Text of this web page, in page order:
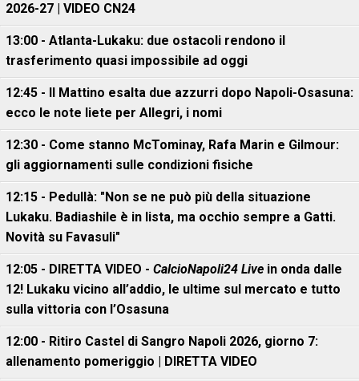
2026-27 | VIDEO CN24
13:00 - Atlanta-Lukaku: due ostacoli rendono il
trasferimento quasi impossibile ad oggi
12:45 - Il Mattino esalta due azzurri dopo Napoli-Osasuna:
ecco le note liete per Allegri, i nomi
12:30 - Come stanno McTominay, Rafa Marin e Gilmour:
gli aggiornamenti sulle condizioni fisiche
12:15 - Pedullà: "Non se ne può più della situazione
Lukaku. Badiashile è in lista, ma occhio sempre a Gatti.
Novità su Favasuli"
12:05 - DIRETTA VIDEO - CalcioNapoli24 Live in onda dalle
12! Lukaku vicino all’addio, le ultime sul mercato e tutto
sulla vittoria con l’Osasuna
12:00 - Ritiro Castel di Sangro Napoli 2026, giorno 7:
allenamento pomeriggio | DIRETTA VIDEO